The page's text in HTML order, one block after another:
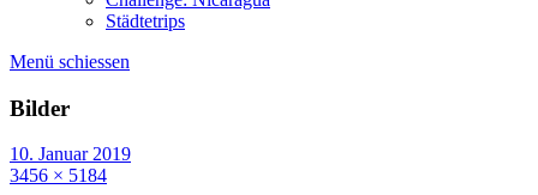
Städtetrips
Menü schiessen
Bilder
10. Januar 2019
3456 × 5184